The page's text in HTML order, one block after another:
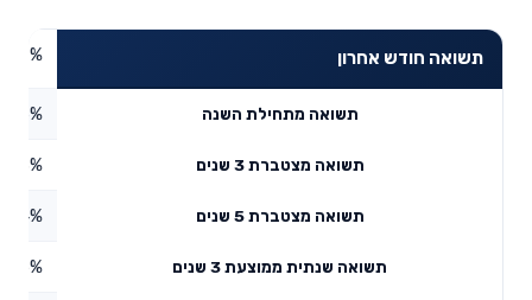
תשואה חודש אחרון
תשואה מתחילת השנה
תשואה מצטברת 3 שנים
תשואה מצטברת 5 שנים
תשואה שנתית ממוצעת 3 שנים